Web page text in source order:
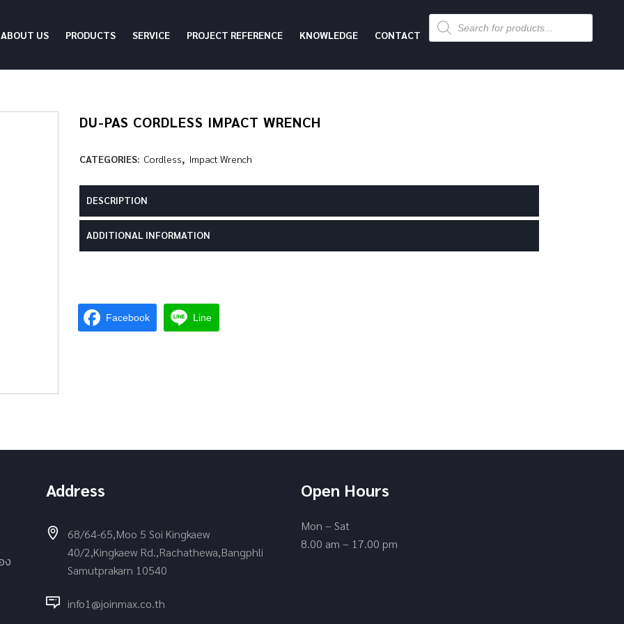
ABOUT US PRODUCTS SERVICE PROJECT REFERENCE KNOWLEDGE CONTACT
Products
search
DU-PAS CORDLESS IMPACT WRENCH
CATEGORIES: Cordless, Impact Wrench
DESCRIPTION
ADDITIONAL INFORMATION
Facebook Line
ง
Address
68/64-65,Moo 5 Soi Kingkaew
40/2,Kingkaew Rd.,Rachathewa,Bangphli
Samutprakarn 10540
info1@joinmax.co.th
Open Hours
Mon – Sat
8.00 am – 17.00 pm